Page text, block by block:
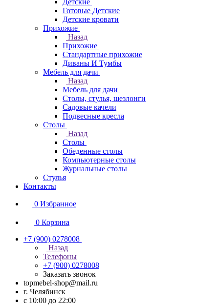
Детские
Готовые Детские
Детские кровати
Прихожие
Назад
Прихожие
Стандартные прихожие
Диваны И Тумбы
Мебель для дачи
Назад
Мебель для дачи
Столы, стулья, шезлонги
Садовые качели
Подвесные кресла
Столы
Назад
Столы
Обеденные столы
Компьютерные столы
Журнальные столы
Стулья
Контакты
0 Избранное
0 Корзина
+7 (900) 0278008
Назад
Телефоны
+7 (900) 0278008
Заказать звонок
topmebel-shop@mail.ru
г. Челябинск
с 10:00 до 22:00